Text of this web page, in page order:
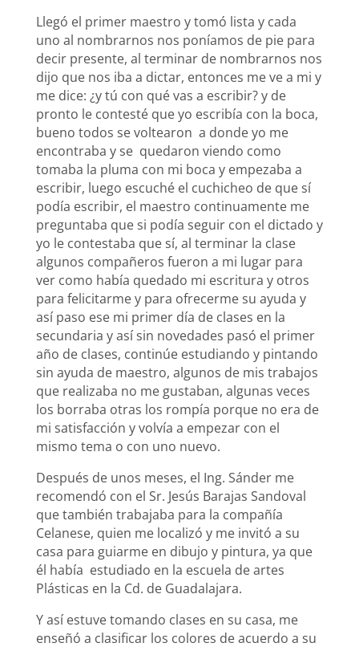
Llegó el primer maestro y tomó lista y cada
uno al nombrarnos nos poníamos de pie para
decir presente, al terminar de nombrarnos nos
dijo que nos iba a dictar, entonces me ve a mi y
me dice: ¿y tú con qué vas a escribir? y de
pronto le contesté que yo escribía con la boca,
bueno todos se voltearon a donde yo me
encontraba y se quedaron viendo como
tomaba la pluma con mi boca y empezaba a
escribir, luego escuché el cuchicheo de que sí
podía escribir, el maestro continuamente me
preguntaba que si podía seguir con el dictado y
yo le contestaba que sí, al terminar la clase
algunos compañeros fueron a mi lugar para
ver como había quedado mi escritura y otros
para felicitarme y para ofrecerme su ayuda y
así paso ese mi primer día de clases en la
secundaria y así sin novedades pasó el primer
año de clases, continúe estudiando y pintando
sin ayuda de maestro, algunos de mis trabajos
que realizaba no me gustaban, algunas veces
los borraba otras los rompía porque no era de
mi satisfacción y volvía a empezar con el
mismo tema o con uno nuevo.
Después de unos meses, el Ing. Sánder me
recomendó con el Sr. Jesús Barajas Sandoval
que también trabajaba para la compañía
Celanese, quien me localizó y me invitó a su
casa para guiarme en dibujo y pintura, ya que
él había estudiado en la escuela de artes
Plásticas en la Cd. de Guadalajara.
Y así estuve tomando clases en su casa, me
enseñó a clasificar los colores de acuerdo a su